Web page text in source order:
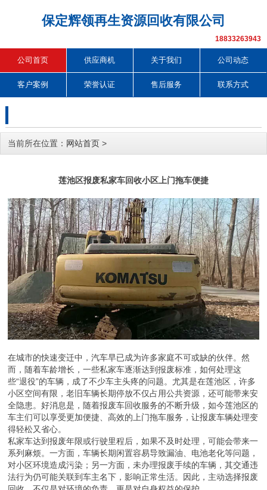
保定辉领再生资源回收有限公司
18833263943
公司首页 供应商机 关于我们 公司动态
客户案例 荣誉认证 售后服务 联系方式
当前所在位置： 网站首页 >
莲池区报废私家车回收小区上门拖车便捷
在城市的快速变迁中，汽车早已成为许多家庭不可或缺的伙伴。然
而，随着车龄增长，一些私家车逐渐达到报废标准，如何处理这
些“退役”的车辆，成了不少车主头疼的问题。尤其是在莲池区，许多
小区空间有限，老旧车辆长期停放不仅占用公共资源，还可能带来安
全隐患。好消息是，随着报废车回收服务的不断升级，如今莲池区的
车主们可以享受更加便捷、高效的上门拖车服务，让报废车辆处理变
得轻松又省心。
私家车达到报废年限或行驶里程后，如果不及时处理，可能会带来一
系列麻烦。一方面，车辆长期闲置容易导致漏油、电池老化等问题，
对小区环境造成污染；另一方面，未办理报废手续的车辆，其交通违
法行为仍可能关联到车主名下，影响正常生活。因此，主动选择报废